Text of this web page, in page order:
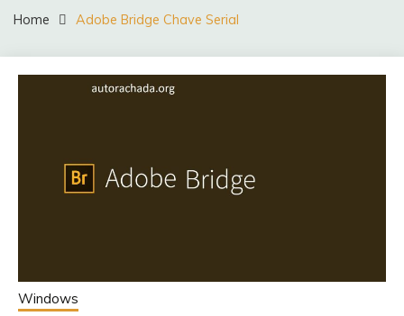
Home Adobe Bridge Chave Serial
Windows